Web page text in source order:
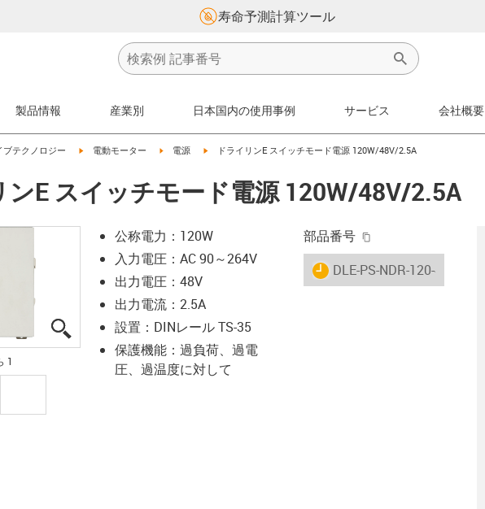
寿命予測計算ツール
製品情報 産業別 日本国内の使用事例 サービス 会社概要
arrow-right
ブテクノロジー igus-icon-arrow-right
電動モーター igus-icon-arrow-right
電源 igus-icon-arrow-right
ドライリンE スイッチモード電源 120W/48V/2.5A
ンE スイッチモード電源 120W/48V/2.5A
igus-icon-lupe
igus-icon-lupe
1
公称電力：120W
入力電圧：AC 90～264V
出力電圧：48V
出力電流：2.5A
設置：DINレール TS-35
保護機能：過負荷、過電
圧、過温度に対して
部品番号
igus-icon-lieferzeit
DLE-PS-NDR-120-48-2.5